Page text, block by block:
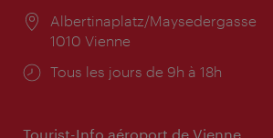
Lieu:
Albertinaplatz/Maysedergasse
1010 Vienne
Horaires
Tous les jours de 9h à 18h
Tourist-Info aéroport de Vienne